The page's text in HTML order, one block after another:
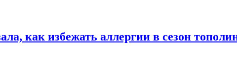
как избежать аллергии в сезон